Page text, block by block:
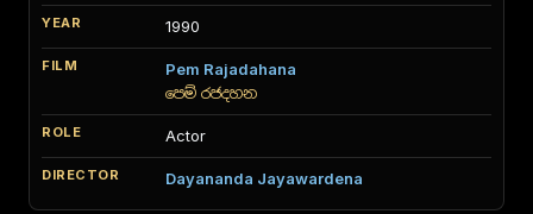
1990
Pem Rajadahana
පෙම් රජදහන
Actor
Dayananda Jayawardena